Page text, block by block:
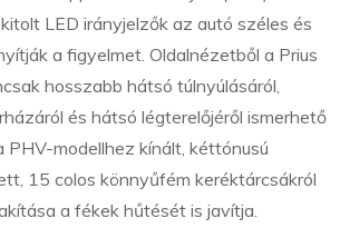
LED irányjelzők az autó széles és
a figyelmet. Oldalnézetből a Prius
hosszabb hátsó túlnyúlásáról,
és hátsó légterelőjéről ismerhető
PHV-modellhez kínált, kéttónusú
15 colos könnyűfém keréktárcsákról
a fékek hűtését is javítja.